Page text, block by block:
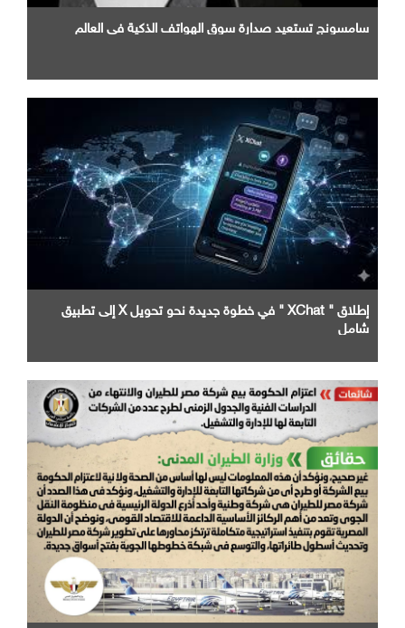
سامسونج تستعيد صدارة سوق الهواتف الذكية في العالم
إطلاق " XChat " في خطوة جديدة نحو تحويل X إلى تطبيق
شامل